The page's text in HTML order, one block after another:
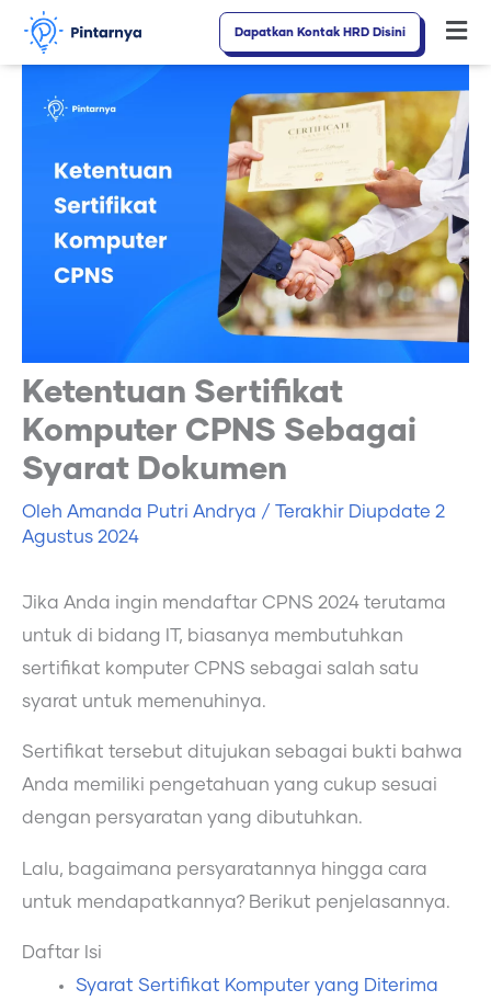
Lewati
Dapatkan Kontak HRD Disini
Ketentuan Sertifikat
Komputer CPNS Sebagai
Syarat Dokumen
Oleh Amanda Putri Andrya / Terakhir Diupdate 2
Agustus 2024
Jika Anda ingin mendaftar CPNS 2024 terutama
untuk di bidang IT, biasanya membutuhkan
sertifikat komputer CPNS sebagai salah satu
syarat untuk memenuhinya.
Sertifikat tersebut ditujukan sebagai bukti bahwa
Anda memiliki pengetahuan yang cukup sesuai
dengan persyaratan yang dibutuhkan.
Lalu, bagaimana persyaratannya hingga cara
untuk mendapatkannya? Berikut penjelasannya.
Daftar Isi
Syarat Sertifikat Komputer yang Diterima